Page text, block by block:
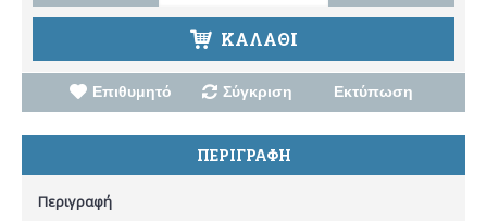
ΚΑΛΑΘΙ
Επιθυμητό Σύγκριση Εκτύπωση
ΠΕΡΙΓΡΑΦΗ
Περιγραφή